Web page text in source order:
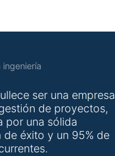
ser una empresa
de proyectos,
por una sólida
éxito y un 95% de